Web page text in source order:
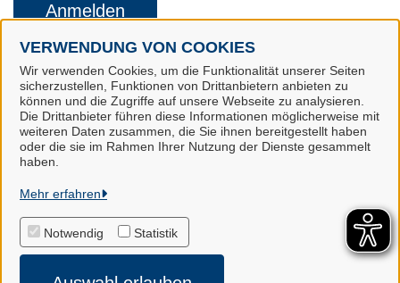
VERWENDUNG VON COOKIES
Wir verwenden Cookies, um die Funktionalität unserer Seiten
sicherzustellen, Funktionen von Drittanbietern anbieten zu
können und die Zugriffe auf unsere Webseite zu analysieren.
Die Drittanbieter führen diese Informationen möglicherweise mit
weiteren Daten zusammen, die Sie ihnen bereitgestellt haben
oder die sie im Rahmen Ihrer Nutzung der Dienste gesammelt
haben.
Mehr erfahren
Notwendig Statistik
Anmelden
Konto erstellen Kennwort vergessen
Landkreis Harburg
Alle Rechte vorbehalten